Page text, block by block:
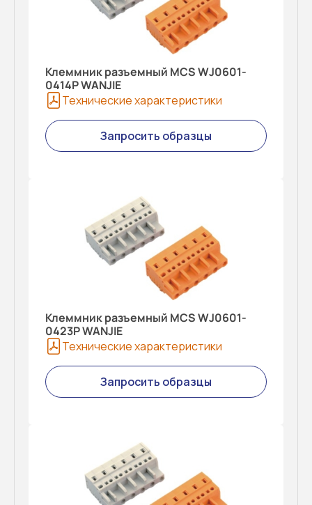
Клеммник разъемный MCS WJ0601-
0414P WANJIE
Технические характеристики
Запросить образцы
Клеммник разъемный MCS WJ0601-
0423P WANJIE
Технические характеристики
Запросить образцы